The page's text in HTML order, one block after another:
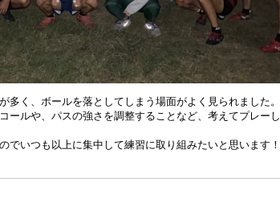
多く、ボールを落としてしまう場面がよく見られました。
ールや、パスの強さを調整することなど、考えてプレーし
でいつも以上に集中して練習に取り組みたいと思います！